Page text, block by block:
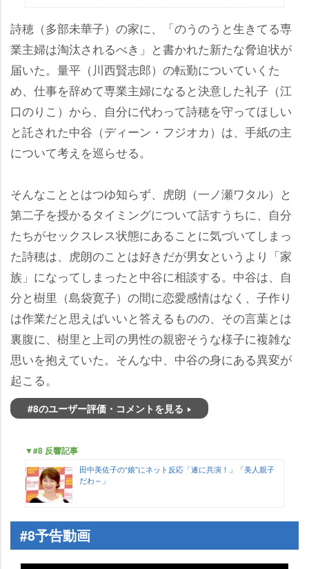
詩穂（多部未華子）の家に、「のうのうと生きてる専
業主婦は淘汰されるべき」と書かれた新たな脅迫状が
届いた。量平（川西賢志郎）の転勤についていくた
め、仕事を辞めて専業主婦になると決意した礼子（江
口のりこ）から、自分に代わって詩穂を守ってほしい
と託された中谷（ディーン・フジオカ）は、手紙の主
について考えを巡らせる。
そんなこととはつゆ知らず、虎朗（一ノ瀬ワタル）と
第二子を授かるタイミングについて話すうちに、自分
たちがセックスレス状態にあることに気づいてしまっ
た詩穂は、虎朗のことは好きだが男女というより「家
族」になってしまったと中谷に相談する。中谷は、自
分と樹里（島袋寛子）の間に恋愛感情はなく、子作り
は作業だと思えばいいと答えるものの、その言葉とは
裏腹に、樹里と上司の男性の親密そうな様子に複雑な
思いを抱えていた。そんな中、中谷の身にある異変が
起こる。
#8のユーザー評価・コメントを見る
▼#8 反響記事
田中美佐子の“娘”にネット反応「遂に共演！」「美人親子
だわ～」
#8予告動画